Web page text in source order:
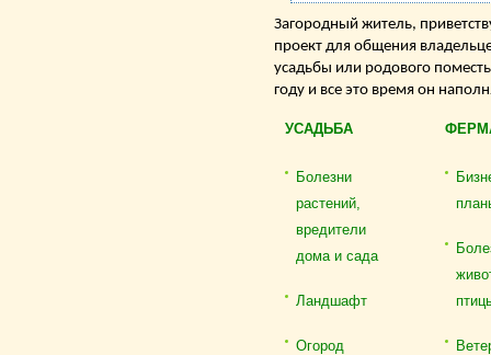
Загородный житель,
проект для общения
усадьбы или родового
году и все это время он
УСАДЬБА
Болезни
растений,
вредители
дома и сада
Ландшафт
Огород